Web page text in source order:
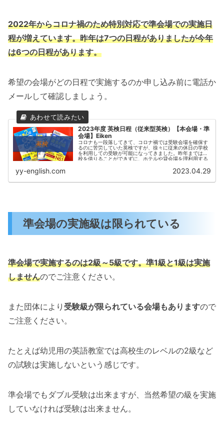
2022年からコロナ禍のため特別対応で準会場での実施日
程が増えています。昨年は7つの日程がありましたが今年
は6つの日程があります。
希望の会場がどの日程で実施するのか申し込み前に電話か
メールして確認しましょう。
2023年度 英検日程（従来型英検）【本会場・準
会場】Eiken
コロナも一段落してきて、コロナ禍では受験会場を確保す
るのに苦労していた英検ですが、徐々に従来の休日の学校
を利用しての受験が可能になってきました。昨年までは学
校を借りることができずに、ホテルや貸会場を理利用する
yy-english.com 2023.04.29
準会場の実施級は限られている
準会場で実施するのは2級～5級です。準1級と1級は実施
しませんのでご注意ください。
また団体により 受験級が限られている会場もありますので
ご注意ください。
たとえば幼児用の英語教室では高校生のレベルの2級など
の試験は実施しないという感じです。
準会場でもダブル受験は出来ますが、当然希望の級を実施
していなければ受験は出来ません。